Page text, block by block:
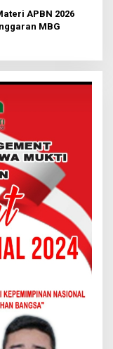
APBN 2026
MBG